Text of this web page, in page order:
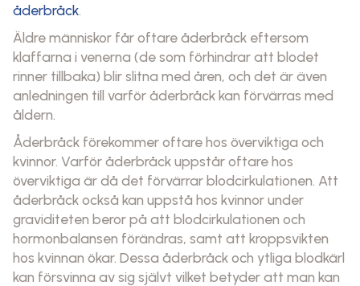
åderbråck.
Äldre människor får oftare åderbråck eftersom
klaffarna i venerna (de som förhindrar att blodet
rinner tillbaka) blir slitna med åren, och det är även
anledningen till varför åderbråck kan förvärras med
åldern.
Åderbråck förekommer oftare hos överviktiga och
kvinnor. Varför åderbråck uppstår oftare hos
överviktiga är då det förvärrar blodcirkulationen. Att
åderbråck också kan uppstå hos kvinnor under
graviditeten beror på att blodcirkulationen och
hormonbalansen förändras, samt att kroppsvikten
hos kvinnan ökar. Dessa åderbråck och ytliga blodkärl
kan försvinna av sig självt vilket betyder att man kan